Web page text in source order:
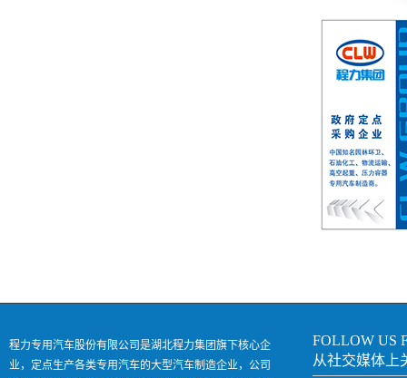
程力专用汽车股份有限公司是湖北程力集团旗下核心企
业，定点生产各类专用汽车的大型汽车制造企业，公司
FOLLOW US
从社交媒体上